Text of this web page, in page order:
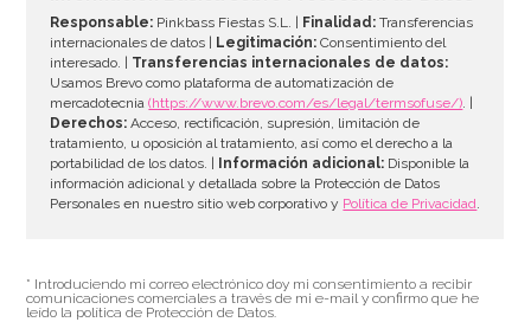
AÑADIR
Responsable: Pinkbass Fiestas S.L. | Finalidad: Transferencias
internacionales de datos |
Legitimación: Consentimiento del
interesado. | Transferencias internacionales de datos:
Usamos Brevo como plataforma de automatización de
mercadotecnia(https://www.brevo.com/es/legal/termsofuse/). |
Derechos: Acceso, rectificación, supresión, limitación de
tratamiento, u oposición al tratamiento, así como el derecho a la
portabilidad de los datos. |
Información adicional: Disponible la
información adicional y detallada sobre la Protección de Datos
Personales en nuestro sitio web corporativo y Política de Privacidad.
* Introduciendo mi correo electrónico doy mi consentimiento a recibir
comunicaciones comerciales a través de mi e-mail y confirmo que he
leído la política de Protección de Datos.